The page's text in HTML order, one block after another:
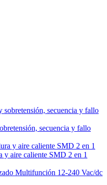
secuencia y fallo
y aire caliente SMD 2 en 1